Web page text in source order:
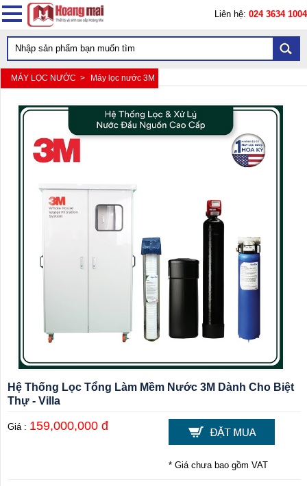
Liên hệ: 024 3634 1004
MÁY LỌC NƯỚC > Máy lọc nước 3M
Hệ Thống Lọc Tổng Làm Mềm Nước 3M Dành Cho Biệt
Thự - Villa
Giá : 159,000,000 đ
* Giá chưa bao gồm VAT